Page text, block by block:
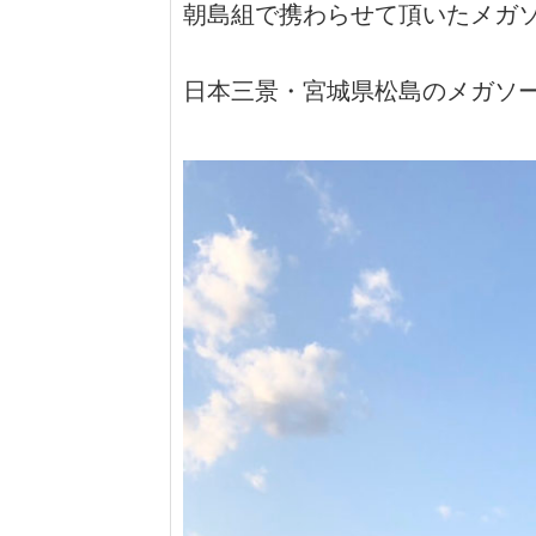
朝島組で携わらせて頂いたメガ
日本三景・宮城県松島のメガソ